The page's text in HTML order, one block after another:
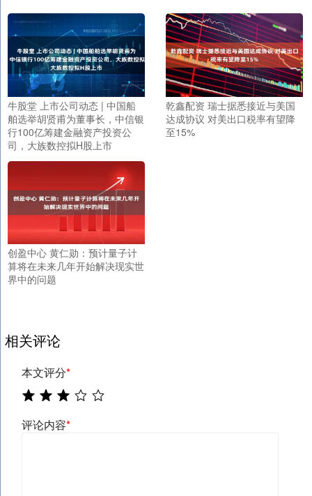
牛股堂 上市公司动态 | 中国船
舶选举胡贤甫为董事长，中信银
行100亿筹建金融资产投资公
司，大族数控拟H股上市
乾鑫配资 瑞士据悉接近与美国
达成协议 对美出口税率有望降
至15%
创盈中心 黄仁勋：预计量子计
算将在未来几年开始解决现实世
界中的问题
相关评论
本文评分*
评论内容*